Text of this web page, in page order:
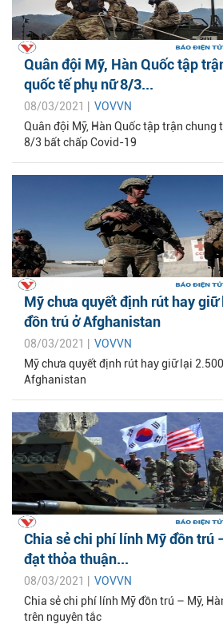
Quân đội Mỹ, Hàn Quốc tập
quốc tế phụ nữ 8/3...
08/03/2021 | VOVVN
Quân đội Mỹ, Hàn Quốc tập trận chung
8/3 bất chấp Covid-19
Mỹ chưa quyết định rút hay
đồn trú ở Afghanistan
08/03/2021 | VOVVN
Mỹ chưa quyết định rút hay giữ lại
Afghanistan
Chia sẻ chi phí lính Mỹ đồn trú
đạt thỏa thuận...
08/03/2021 | VOVVN
Chia sẻ chi phí lính Mỹ đồn trú – Mỹ,
trên nguyên tắc